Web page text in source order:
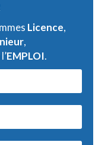
Licence,
,
EMPLOI.